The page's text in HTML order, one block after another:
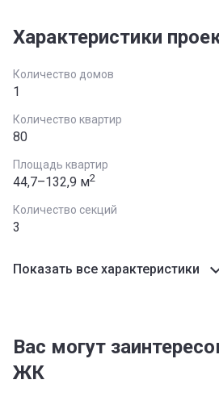
Характеристики
Количество домов
1
Количество квартир
80
Площадь квартир
44,7–132,9 м2
Количество секций
3
Показать все характеристики
Вас могут
ЖК